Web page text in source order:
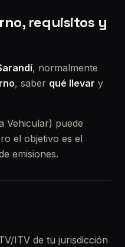
requisitos y
, normalmente
, saber qué llevar y
Vehicular) puede
el objetivo es el
emisiones.
ITV de tu jurisdicción